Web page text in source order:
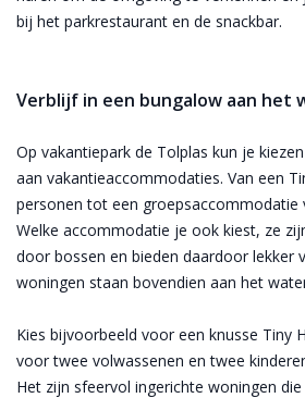
bij het parkrestaurant en de snackbar.
Verblijf in een bungalow aan het
Op vakantiepark de Tolplas kun je
aan vakantieaccommodaties. Van een
personen tot een groepsaccommodatie
Welke accommodatie je ook kiest, ze
door bossen en bieden daardoor lekker
woningen staan bovendien aan het
Kies bijvoorbeeld voor een knusse Tiny
voor twee volwassenen en twee
Het zijn sfeervol ingerichte woningen